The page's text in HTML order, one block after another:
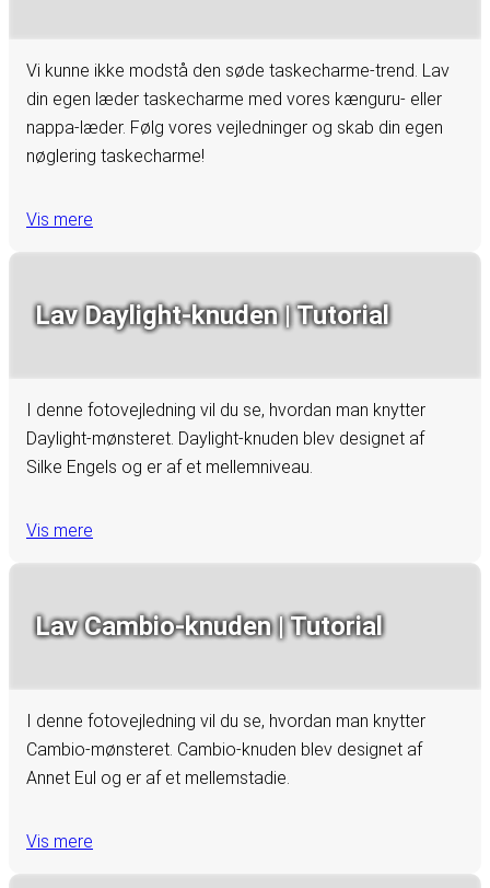
Vi kunne ikke modstå den søde taskecharme-trend. Lav
din egen læder taskecharme med vores kænguru- eller
nappa-læder. Følg vores vejledninger og skab din egen
nøglering taskecharme!
Vis mere
Lav Daylight-knuden | Tutorial
I denne fotovejledning vil du se, hvordan man knytter
Daylight-mønsteret. Daylight-knuden blev designet af
Silke Engels og er af et mellemniveau.
Vis mere
Lav Cambio-knuden | Tutorial
I denne fotovejledning vil du se, hvordan man knytter
Cambio-mønsteret. Cambio-knuden blev designet af
Annet Eul og er af et mellemstadie.
Vis mere